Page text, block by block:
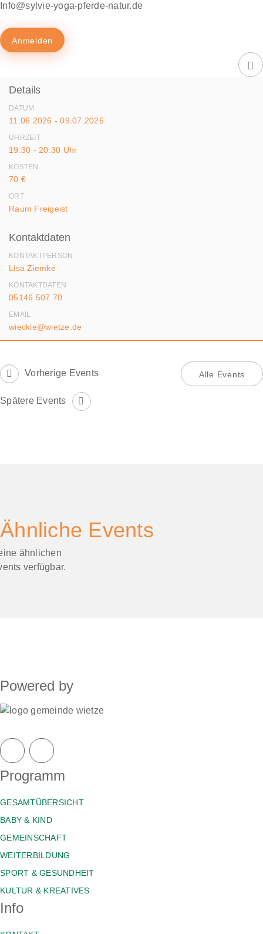
Info@sylvie-yoga-pferde-natur.de
Anmelden
Details
DATUM
11.06.2026 - 09.07.2026
UHRZEIT
19:30 - 20:30 Uhr
KOSTEN
70 €
ORT
Raum Freigeist
Kontaktdaten
KONTAKTPERSON
Lisa Ziemke
KONTAKTDATEN
05146 507 70
EMAIL
wieckie@wietze.de
Vorherige Events Alle Events
Spätere Events
Ähnliche Events
ähnlichen
verfügbar.
Powered by
Programm
GESAMTÜBERSICHT
BABY & KIND
GEMEINSCHAFT
WEITERBILDUNG
SPORT & GESUNDHEIT
KULTUR & KREATIVES
Info